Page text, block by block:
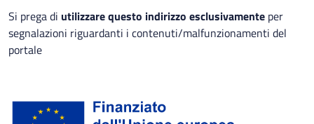
Si prega di utilizzare questo indirizzo esclusivamente per
segnalazioni riguardanti i contenuti/malfunzionamenti del
portale